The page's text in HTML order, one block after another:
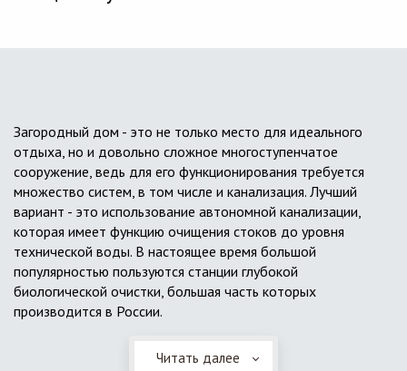
Загородный дом - это не только место для идеального
отдыха, но и довольно сложное многоступенчатое
сооружение, ведь для его функционирования требуется
множество систем, в том числе и канализация. Лучший
вариант - это использование автономной канализации,
которая имеет функцию очищения стоков до уровня
технической воды. В настоящее время большой
популярностью пользуются станции глубокой
биологической очистки, большая часть которых
производится в России.
Читать далее